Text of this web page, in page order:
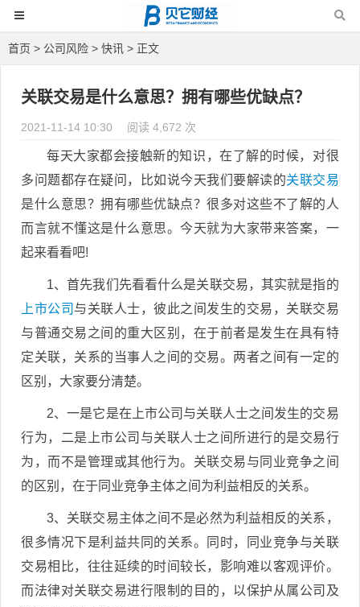
首页 > 公司风险 > 快讯 > 正文
关联交易是什么意思？拥有哪些优缺点？
2021-11-14 10:30 阅读 4,672 次
每天大家都会接触新的知识，在了解的时候，对很
多问题都存在疑问，比如说今天我们要解读的关联交易
是什么意思？拥有哪些优缺点？很多对这些不了解的人
而言就不懂这是什么意思。今天就为大家带来答案，一
起来看看吧!
1、首先我们先看看什么是关联交易，其实就是指的
上市公司 与关联人士，彼此之间发生的交易，关联交易
与普通交易之间的重大区别，在于前者是发生在具有特
定关联，关系的当事人之间的交易。两者之间有一定的
区别，大家要分清楚。
2、一是它是在上市公司与关联人士之间发生的交易
行为，二是上市公司与关联人士之间所进行的是交易行
为，而不是管理或其他行为。关联交易与同业竞争之间
的区别，在于同业竞争主体之间为利益相反的关系。
3、关联交易主体之间不是必然为利益相反的关系，
很多情况下是利益共同的关系。同时，同业竞争与关联
交易相比，往往延续的时间较长，影响难以客观评价。
而法律对关联交易进行限制的目的，以保护从属公司及